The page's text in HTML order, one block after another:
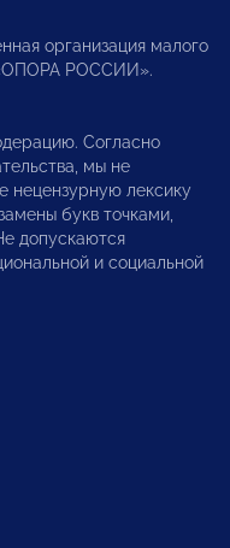
организация малого
«ОПОРА РОССИИ».
Согласно
мы не
лексику
букв точками,
допускаются
и социальной